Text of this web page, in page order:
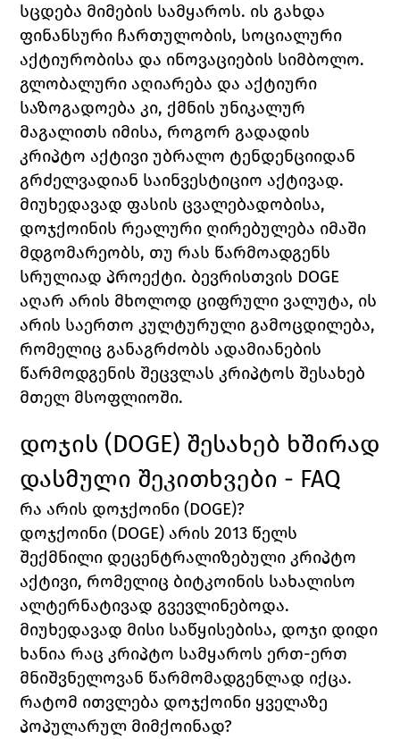
სცდება მიმების სამყაროს. ის გახდა
ფინანსური ჩართულობის, სოციალური
აქტიურობისა და ინოვაციების სიმბოლო.
გლობალური აღიარება და აქტიური
საზოგადოება კი, ქმნის უნიკალურ
მაგალითს იმისა, როგორ გადადის
კრიპტო აქტივი უბრალო ტენდენციიდან
გრძელვადიან საინვესტიციო აქტივად.
მიუხედავად ფასის ცვალებადობისა,
დოჯქოინის რეალური ღირებულება იმაში
მდგომარეობს, თუ რას წარმოადგენს
სრულიად პროექტი. ბევრისთვის DOGE
აღარ არის მხოლოდ ციფრული ვალუტა, ის
არის საერთო კულტურული გამოცდილება,
რომელიც განაგრძობს ადამიანების
წარმოდგენის შეცვლას კრიპტოს შესახებ
მთელ მსოფლიოში.
დოჯის (DOGE) შესახებ ხშირად
დასმული შეკითხვები - FAQ
რა არის დოჯქოინი (DOGE)?
დოჯქოინი (DOGE) არის 2013 წელს
შექმნილი დეცენტრალიზებული კრიპტო
აქტივი, რომელიც ბიტკოინის სახალისო
ალტერნატივად გვევლინებოდა.
მიუხედავად მისი საწყისებისა, დოჯი დიდი
ხანია რაც კრიპტო სამყაროს ერთ-ერთ
მნიშვნელოვან წარმომადგენლად იქცა.
რატომ ითვლება დოჯქოინი ყველაზე
პოპულარულ მიმქოინად?